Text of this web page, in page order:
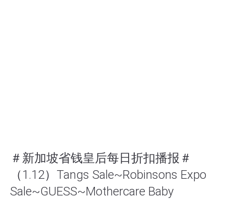
＃新加坡省钱皇后每日折扣播报＃
（1.12）Tangs Sale~Robinsons Expo
Sale~GUESS~Mothercare Baby